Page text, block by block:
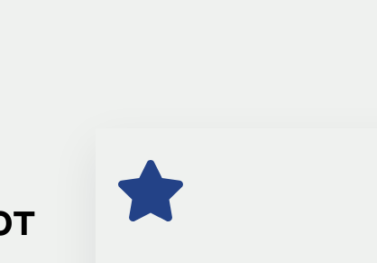
Первая лига
свободные места. Выберите обычные или VIP-места.
сектора.